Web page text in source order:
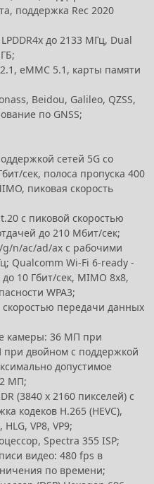
поддержка Rec 2020
до 2133 МГц, Dual
eMMC 5.1, карты памяти
Beidou, Galileo, QZSS,
по GNSS;
сетей 5G со
сек, полоса пропуска 400
пиковая скорость
с пиковой скоростью
до 210 Мбит/сек;
n/ac/ad/ax с рабочими
Qualcomm Wi-Fi 6-ready -
10 Гбит/сек, MIMO 8x8,
WPA3;
передачи данных
камеры: 36 МП при
двойном с поддержкой
допустимое
МП;
(3840 x 2160 пикселей) с
кодеков H.265 (HEVC),
HLG, VP8, VP9;
Spectra 355 ISP;
видео: 480 fps в
по времени;